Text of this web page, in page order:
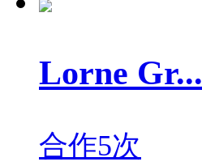
Lorne Gr...
合作5次